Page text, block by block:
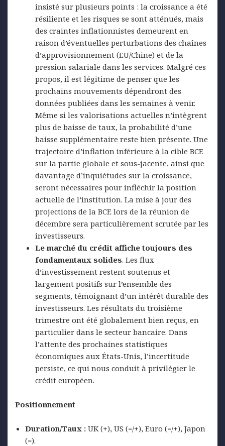
insisté sur plusieurs points : la croissance a été
résiliente et les risques se sont atténués, mais
des craintes inflationnistes demeurent en
raison d’éventuelles perturbations des chaînes
d’approvisionnement (EU/Chine) et de la
pression salariale dans les services. Malgré ces
propos, il est légitime de penser que les
prochains mouvements dépendront des
données publiées dans les semaines à venir.
Même si les valorisations actuelles n’intègrent
plus de baisse de taux, la probabilité d’une
baisse supplémentaire reste bien présente. Une
trajectoire d’inflation inférieure à la cible BCE
sur la partie globale et sous-jacente, ainsi que
davantage d’inquiétudes sur la croissance,
seront nécessaires pour infléchir la position
actuelle de l’institution. La mise à jour des
projections de la BCE lors de la réunion de
décembre sera particulièrement scrutée par les
investisseurs.
Le marché du crédit affiche toujours des
fondamentaux solides. Les flux
d’investissement restent soutenus et
largement positifs sur l’ensemble des
segments, témoignant d’un intérêt durable des
investisseurs. Les résultats du troisième
trimestre ont été globalement bien reçus, en
particulier dans le secteur bancaire. Dans
l’attente des prochaines statistiques
économiques aux États-Unis, l’incertitude
persiste, ce qui nous conduit à privilégier le
crédit européen.
Positionnement
Duration/Taux : UK (+), US (=/+), Euro (=/+), Japon
(=).